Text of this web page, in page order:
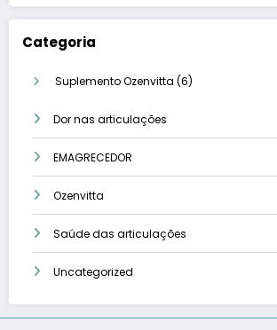
Categoria
Suplemento Ozenvitta 66
Dor nas articulações
EMAGRECEDOR
Ozenvitta
Saúde das articulações
Uncategorized